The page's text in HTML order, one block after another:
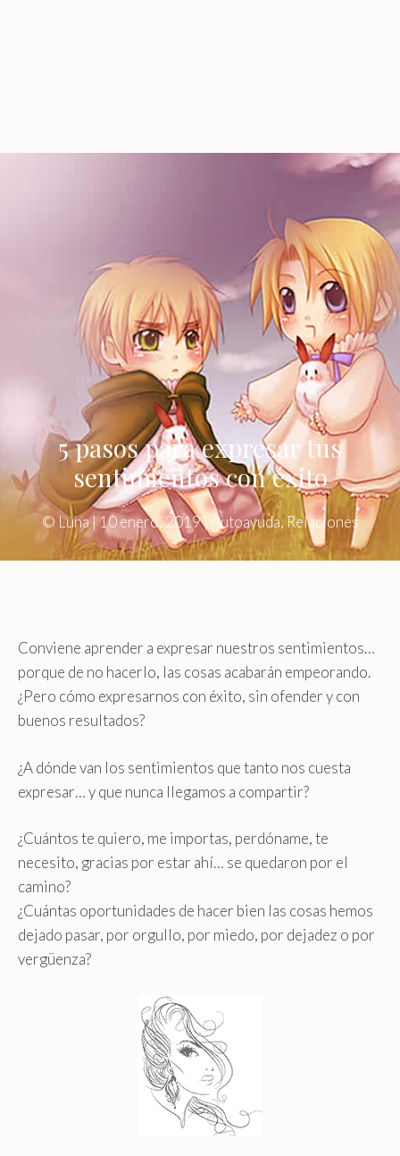
5 pasos para expresar tus
sentimientos con éxito
© Luna|10 enero, 2019| Autoayuda, Relaciones
Conviene aprender a expresar nuestros sentimientos…
porque de no hacerlo, las cosas acabarán empeorando.
¿Pero cómo expresarnos con éxito, sin ofender y con
buenos resultados?
¿A dónde van los sentimientos que tanto nos cuesta
expresar… y que nunca llegamos a compartir?
¿Cuántos te quiero, me importas, perdóname, te
necesito, gracias por estar ahí… se quedaron por el
camino?
¿Cuántas oportunidades de hacer bien las cosas hemos
dejado pasar, por orgullo, por miedo, por dejadez o por
vergüenza?